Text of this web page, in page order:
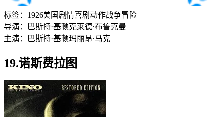
标签： 1926美国 剧情喜剧 动作战争冒险
导演：
巴斯特·基顿克莱德·布鲁克曼
主演：
巴斯特·基顿玛丽昂·马克
19.诺斯费拉图